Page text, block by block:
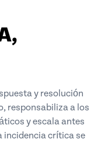
y resolución
responsabiliza a los
y escala antes
incidencia crítica se